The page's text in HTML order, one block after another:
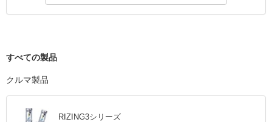
すべての製品
クルマ製品
RIZING3シリーズ